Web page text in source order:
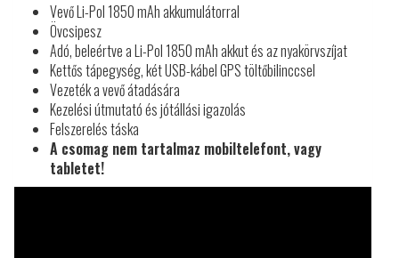
Vevő Li-Pol 1850 mAh akkumulátorral
Övcsipesz
Adó, beleértve a Li-Pol 1850 mAh akkut és az nyakörvszíjat
Kettős tápegység, két USB-kábel GPS töltőbilinccsel
Vezeték a vevő átadására
Kezelési útmutató és jótállási igazolás
Felszerelés táska
A csomag nem tartalmaz mobiltelefont, vagy
tabletet!